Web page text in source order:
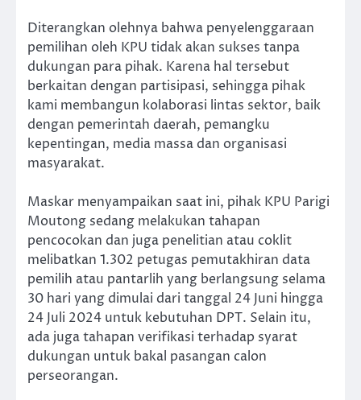
Diterangkan olehnya bahwa penyelenggaraan
pemilihan oleh KPU tidak akan sukses tanpa
dukungan para pihak. Karena hal tersebut
berkaitan dengan partisipasi, sehingga pihak
kami membangun kolaborasi lintas sektor, baik
dengan pemerintah daerah, pemangku
kepentingan, media massa dan organisasi
masyarakat.
Maskar menyampaikan saat ini, pihak KPU Parigi
Moutong sedang melakukan tahapan
pencocokan dan juga penelitian atau coklit
melibatkan 1.302 petugas pemutakhiran data
pemilih atau pantarlih yang berlangsung selama
30 hari yang dimulai dari tanggal 24 Juni hingga
24 Juli 2024 untuk kebutuhan DPT. Selain itu,
ada juga tahapan verifikasi terhadap syarat
dukungan untuk bakal pasangan calon
perseorangan.